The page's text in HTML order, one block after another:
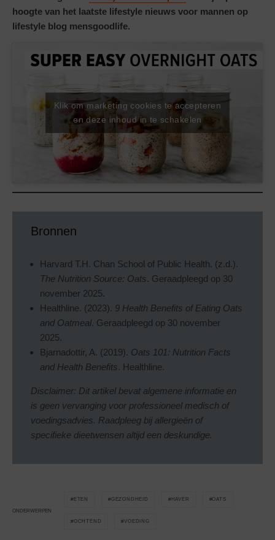
hoogte van het laatste lifestyle nieuws voor mannen op
lifestyle blog mensgoodlife.
Klik om marketing cookies te accepteren
en deze inhoud in te schakelen
Bronnen
Harvard T.H. Chan School of Public Health. (z.d.).
The Nutrition Source: Oats. Geraadpleegd op 30
november 2025.
Healthline. (2023). 9 Health Benefits of Eating Oats
and Oatmeal. Geraadpleegd op 30 november
2025.
Bjarnadottir, A. (2019). Oats 101: Nutrition Facts
and Health Benefits. Healthline.
Disclaimer: Dit artikel bevat algemene informatie en
is geen vervanging voor professioneel medisch of
voedingsadvies. Raadpleeg bij allergieën of
specifieke dieetwensen altijd een deskundige.
ONDERWERPEN
ETEN GEZONDHEID HAVER OATS
OCHTEND VOEDING